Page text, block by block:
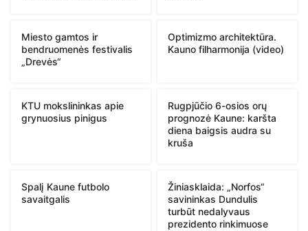
Miesto gamtos ir
bendruomenės festivalis
„Drevės“
Optimizmo architektūra.
Kauno filharmonija (video)
KTU mokslininkas apie
grynuosius pinigus
Rugpjūčio 6-osios orų
prognozė Kaune: karšta
diena baigsis audra su
kruša
Spalį Kaune futbolo
savaitgalis
Žiniasklaida: „Norfos“
savininkas Dundulis
turbūt nedalyvaus
prezidento rinkimuose